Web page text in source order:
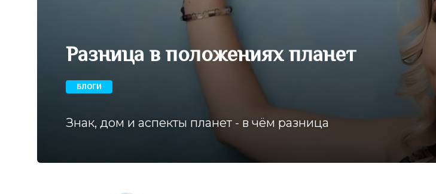
Разница в положениях планет
БЛОГИ
Знак, дом и аспекты планет - в чём разница